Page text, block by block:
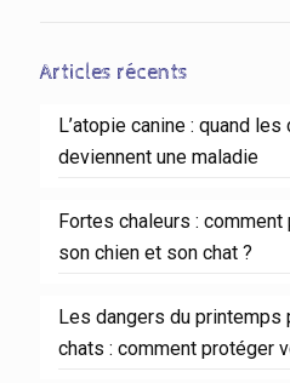
Articles récents
L’atopie canine : quand
deviennent une maladie
Fortes chaleurs :
son chien et son chat ?
Les dangers du
chats : comment protéger